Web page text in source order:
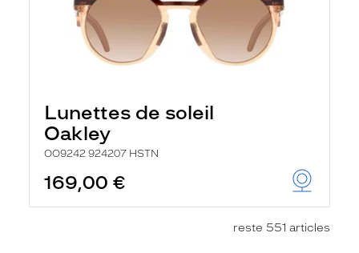
Lunettes de soleil
Oakley
OO9242 924207 HSTN
169,00 €
reste 551 articles